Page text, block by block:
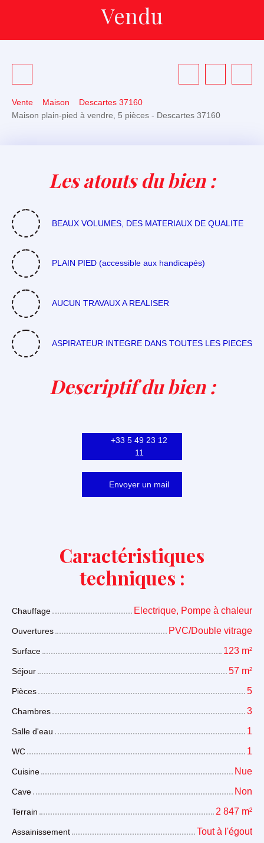
Vendu
Vente Maison
Descartes 37160
Maison plain-pied à vendre, 5 pièces - Descartes 37160
Les atouts du bien :
BEAUX VOLUMES, DES MATERIAUX DE QUALITE
PLAIN PIED (accessible aux handicapés)
AUCUN TRAVAUX A REALISER
ASPIRATEUR INTEGRE DANS TOUTES LES PIECES
Descriptif du bien:
+33 5 49 23 12
11
Envoyer un mail
Caractéristiques
techniques :
Chauffage Electrique, Pompe à chaleur
Ouvertures PVC/Double vitrage
Surface 123 m²
Séjour 57 m²
Pièces 5
Chambres 3
Salle d'eau 1
WC 1
Cuisine Nue
Cave Non
Terrain 2 847 m²
Assainissement Tout à l'égout